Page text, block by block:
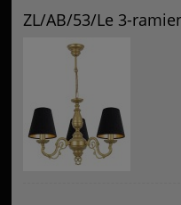
ZL/AB/53/Le 3-